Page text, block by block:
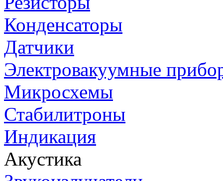
Конденсаторы
Датчики
Электровакуумные
Микросхемы
Стабилитроны
Индикация
Акустика